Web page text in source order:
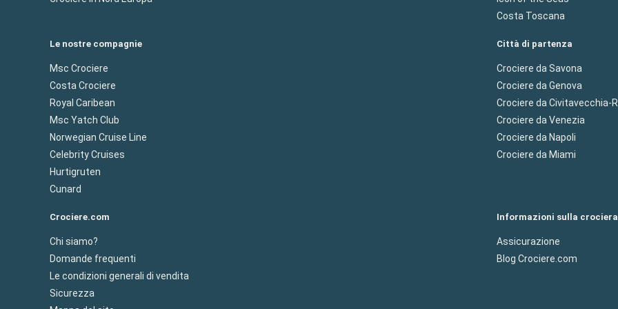
Costa Toscana
Le nostre compagnie
Msc Crociere
Costa Crociere
Royal Caribean
Msc Yatch Club
Norwegian Cruise Line
Celebrity Cruises
Hurtigruten
Cunard
Città di partenza
Crociere da Savona
Crociere da Genova
Crociere da Civitavecchia-
Crociere da Venezia
Crociere da Napoli
Crociere da Miami
Crociere.com
Chi siamo?
Domande frequenti
Le condizioni generali di vendita
Sicurezza
Informazioni sulla crociera
Assicurazione
Blog Crociere.com